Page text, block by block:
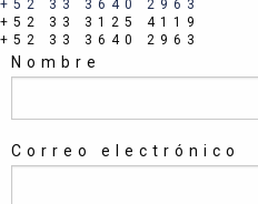
+52 33 3640 2963
+52 33 3125 4119
+52 33 3640 2963
Nombre
Correo electrónico